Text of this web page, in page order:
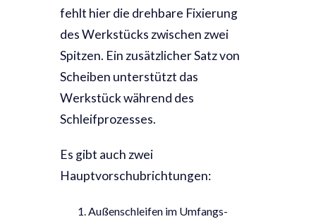
fehlt hier die drehbare Fixierung
des Werkstücks zwischen zwei
Spitzen. Ein zusätzlicher Satz von
Scheiben unterstützt das
Werkstück während des
Schleifprozesses.
Es gibt auch zwei
Hauptvorschubrichtungen:
Außenschleifen im Umfangs-